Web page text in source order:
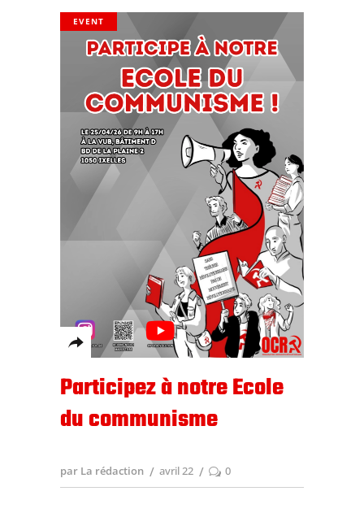
EVENT
Participez à notre Ecole
du communisme
par La rédaction avril 22 0